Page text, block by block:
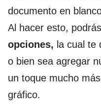
documento en
Al hacer esto, podrás
opciones, la cual te
o bien sea agregar
un toque mucho
gráfico.